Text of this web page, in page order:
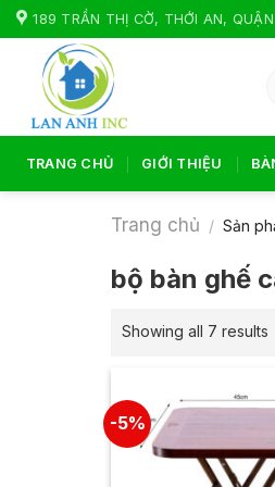
Skip
to
content
189 TRẦN THỊ CỜ, THỚI AN,
TRANG CHỦ GIỚI THIỆU
Trang chủ / Sản
bộ bàn ghế
Showing all 7 results
-5%